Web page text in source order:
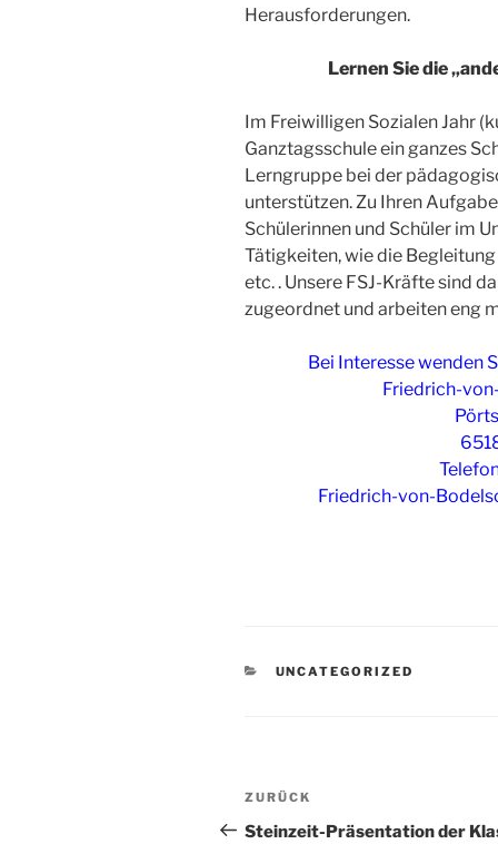
Herausforderungen.
Lernen Sie die
Im Freiwilligen Sozialen Jahr
Ganztagsschule ein ganzes
Lerngruppe bei der
unterstützen. Zu Ihren
Schülerinnen und Schüler im
Tätigkeiten, wie die
etc. . Unsere FSJ-Kräfte sind
zugeordnet und arbeiten eng
Bei Interesse wenden
Friedrich-
Friedrich-von-
KATEGORIEN
UNCATEGORIZED
Beitragsnavigation
Vorheriger
Beitrag
ZURÜCK
Steinzeit-Präsentation der